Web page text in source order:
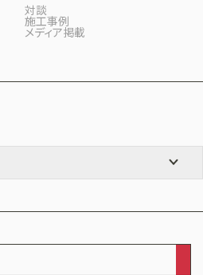
対談
施工事例
メディア掲載